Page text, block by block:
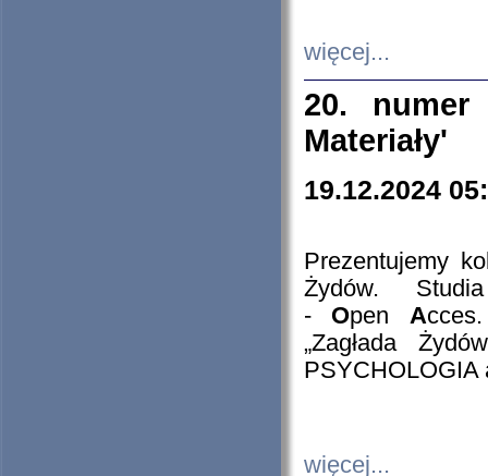
więcej...
20. numer
Materiały'
19.12.2024
Prezentujemy
Żydów.
- Open A
„Zagłada
PSYCHOLOGIA
więcej...